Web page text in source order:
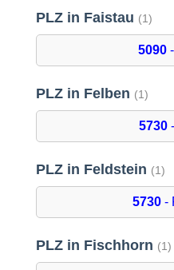
PLZ in Faistau (1)
5090-
PLZ in Felben (1)
5730
PLZ in Feldstein (1)
5730 -
PLZ in Fischhorn (1)